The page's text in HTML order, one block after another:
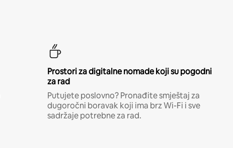
Prostori za digitalne nomade koji su pogodni
za rad
Putujete poslovno? Pronađite smještaj za
dugoročni boravak koji ima brz Wi-Fi i sve
sadržaje potrebne za rad.